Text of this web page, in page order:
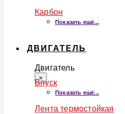
Карбон
Показать ещё...
ДВИГАТЕЛЬ
Двигатель
×
Впуск
Показать ещё...
Лента термостойкая